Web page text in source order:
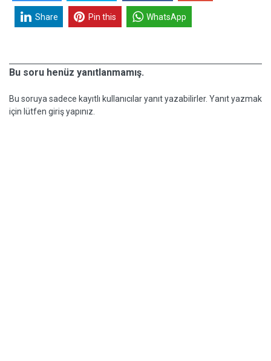
Share Pin this WhatsApp
Bu soru henüz yanıtlanmamış.
Bu soruya sadece kayıtlı kullanıcılar yanıt yazabilirler. Yanıt yazmak
için lütfen giriş yapınız.